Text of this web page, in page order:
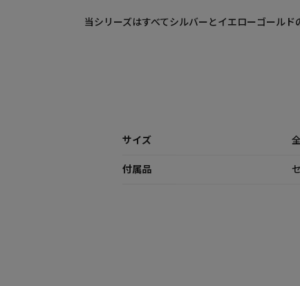
当シリーズはすべてシルバーとイエローゴール
サイズ
付属品